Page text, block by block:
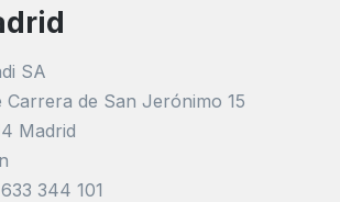
SA
Carrera de San Jerónimo 15
Madrid
344 101